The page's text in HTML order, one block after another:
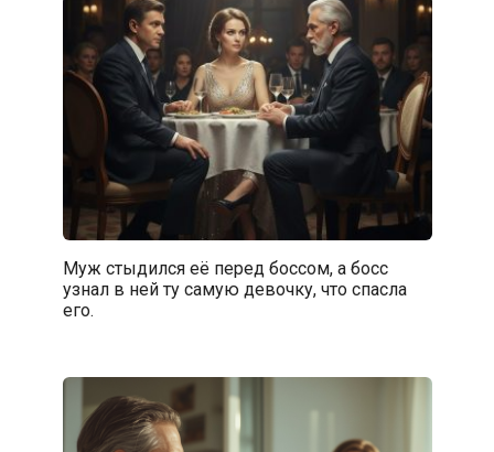
Муж стыдился её перед боссом, а босс
узнал в ней ту самую девочку, что спасла
его.